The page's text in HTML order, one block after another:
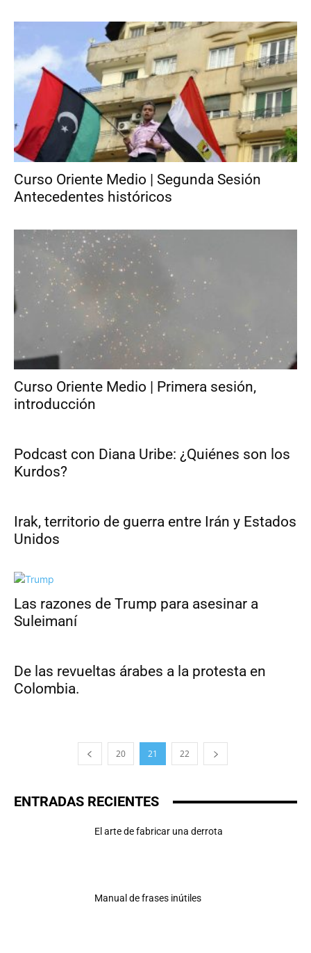
Curso Oriente Medio | Segunda Sesión
Antecedentes históricos
Curso Oriente Medio | Primera sesión,
introducción
Podcast con Diana Uribe: ¿Quiénes son los
Kurdos?
Irak, territorio de guerra entre Irán y Estados
Unidos
Las razones de Trump para asesinar a
Suleimaní
De las revueltas árabes a la protesta en
Colombia.
20 21 22
ENTRADAS RECIENTES
El arte de fabricar una derrota
Manual de frases inútiles